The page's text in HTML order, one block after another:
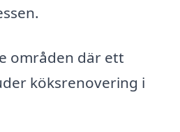
områden där ett
köksrenovering i